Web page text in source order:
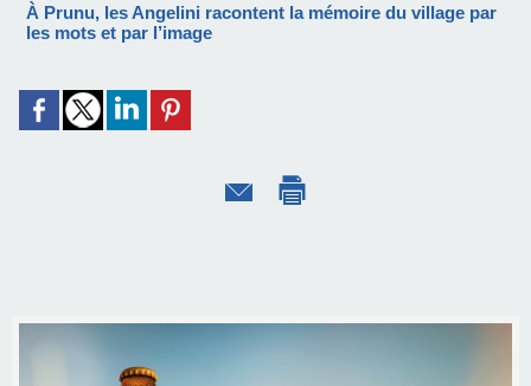
À Prunu, les Angelini racontent la mémoire du village par
les mots et par l’image